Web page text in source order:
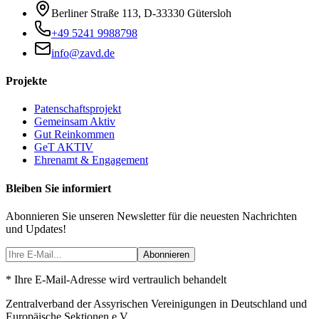
Berliner Straße 113, D-33330 Gütersloh
+49 5241 9988798
info@zavd.de
Projekte
Patenschaftsprojekt
Gemeinsam Aktiv
Gut Reinkommen
GeT AKTIV
Ehrenamt & Engagement
Bleiben Sie informiert
Abonnieren Sie unseren Newsletter für die neuesten Nachrichten
und Updates!
Abonnieren
* Ihre E-Mail-Adresse wird vertraulich behandelt
Zentralverband der Assyrischen Vereinigungen in Deutschland und
Europäische Sektionen e.V.